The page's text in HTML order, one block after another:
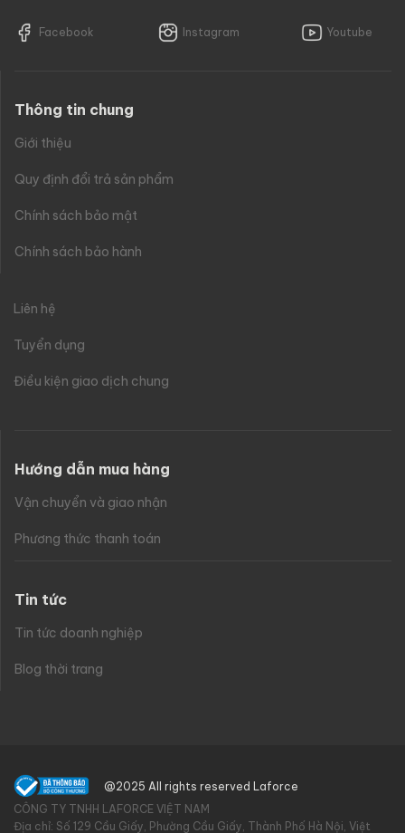
Facebook Instagram Youtube
Thông tin chung
Giới thiệu
Quy định đổi trả sản phẩm
Chính sách bảo mật
Chính sách bảo hành
Liên hệ
Tuyển dụng
Điều kiện giao dịch chung
Hướng dẫn mua hàng
Vận chuyển và giao nhận
Phương thức thanh toán
Tin tức
Tin tức doanh nghiệp
Blog thời trang
@2025 All rights reserved Laforce
CÔNG TY TNHH LAFORCE VIỆT NAM
Địa chỉ: Số 129 Cầu Giấy, Phường Cầu Giấy, Thành Phố Hà Nội, Việt